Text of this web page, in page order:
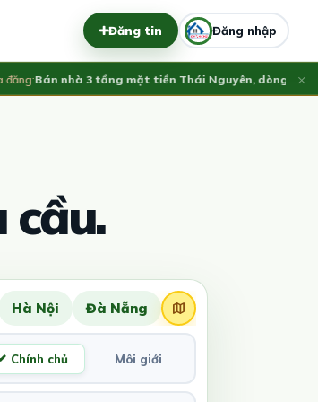
Đăng tin Đăng nhập
Bán nhà 3 tầng mặt tiền Thái Nguyên, dòng tiền ổn
×
cầu.
Hà Nội Đà Nẵng
Chính chủ Môi giới